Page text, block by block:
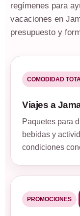
regímenes para
vacaciones en
presupuesto y
COMODIDAD
Viajes a
Paquetes para
bebidas y
condiciones
PROMOCIONES